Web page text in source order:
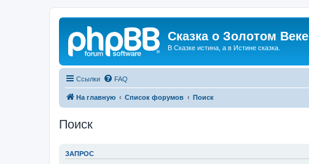
Сказка о Золотом Веке
В Сказке истина, а в Истине сказка.
Ссылки FAQ
На главную Список форумов Поиск
Поиск
ЗАПРОС